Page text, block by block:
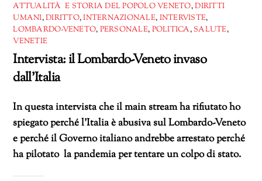
ATTUALITÀ E STORIA DEL POPOLO VENETO,DIRITTI
UMANI,DIRITTO,INTERNAZIONALE, INTERVISTE,
LOMBARDO-VENETO, PERSONALE, POLITICA,SALUTE,
VENETIE
Intervista: il Lombardo-Veneto invaso
dall’Italia
In questa intervista che il main stream ha rifiutato ho
spiegato perché l’Italia è abusiva sul Lombardo-Veneto
e perché il Governo italiano andrebbe arrestato perché
ha pilotato la pandemia per tentare un colpo di stato.